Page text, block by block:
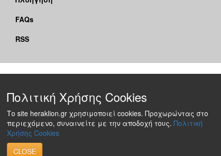
FAQs
RSS
Πολιτική Χρήσης Cookies
Το site heraklion.gr χρησιμοποιεί cookies. Προχωρώντας στο
περιεχόμενο, συναινείτε με την αποδοχή τους. Πολιτική
Χρήσης Cookies
CLOSE